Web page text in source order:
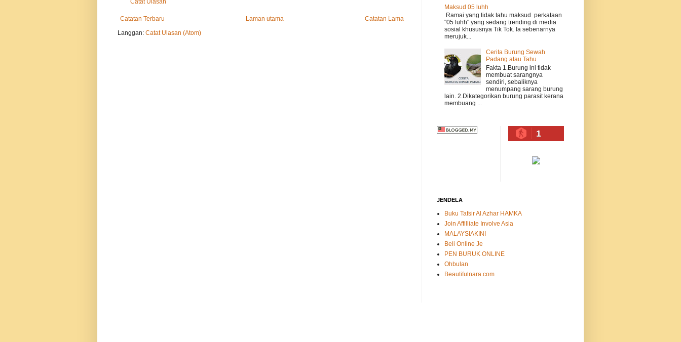
Catat Ulasan
Catatan Terbaru Catatan Lama
Laman utama
Langgan: Catat Ulasan (Atom)
Maksud 05 luhh
Ramai yang tidak tahu maksud perkataan
"05 luhh" yang sedang trending di media
sosial khususnya Tik Tok. Ia sebenarnya
merujuk...
Cerita Burung Sewah
Padang atau Tahu
Fakta 1.Burung ini tidak
membuat sarangnya
sendiri, sebaliknya
menumpang sarang burung
lain. 2.Dikategorikan burung parasit kerana
membuang ...
1
JENDELA
Buku Tafsir Al Azhar HAMKA
Join Affilliate Involve Asia
MALAYSIAKINI
Beli Online Je
PEN BURUK ONLINE
Ohbulan
Beautifulnara.com